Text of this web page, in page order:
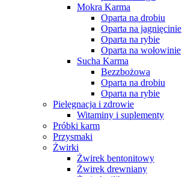
Mokra Karma
Oparta na drobiu
Oparta na jagnięcinie
Oparta na rybie
Oparta na wołowinie
Sucha Karma
Bezzbożowa
Oparta na drobiu
Oparta na rybie
Pielęgnacja i zdrowie
Witaminy i suplementy
Próbki karm
Przysmaki
Żwirki
Żwirek bentonitowy
Żwirek drewniany